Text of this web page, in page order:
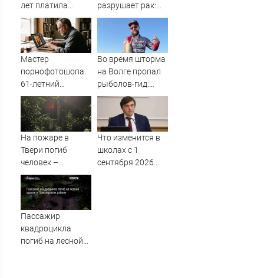
лет платила
зарплату мужу-
прогульщику
разрушает рак:
Мария Гладких
раскрыла
печальную
правду и
попросила о
помощи
Мастер
порнофотошопа.
61-летний
мужчина
смастерил
порнооткрытку и
в итоге пойдёт
под суд
Во время шторма
на Волге пропал
рыболов-гид:
нужна помощь в
поисках
На пожаре в
Твери погиб
человек –
Новости Твери и
городов Тверской
области сегодня -
Afanasy.biz –
Новости Твери.
Что изменится в
школах с 1
сентября 2026
Пассажир
квадроцикла
погиб на лесной